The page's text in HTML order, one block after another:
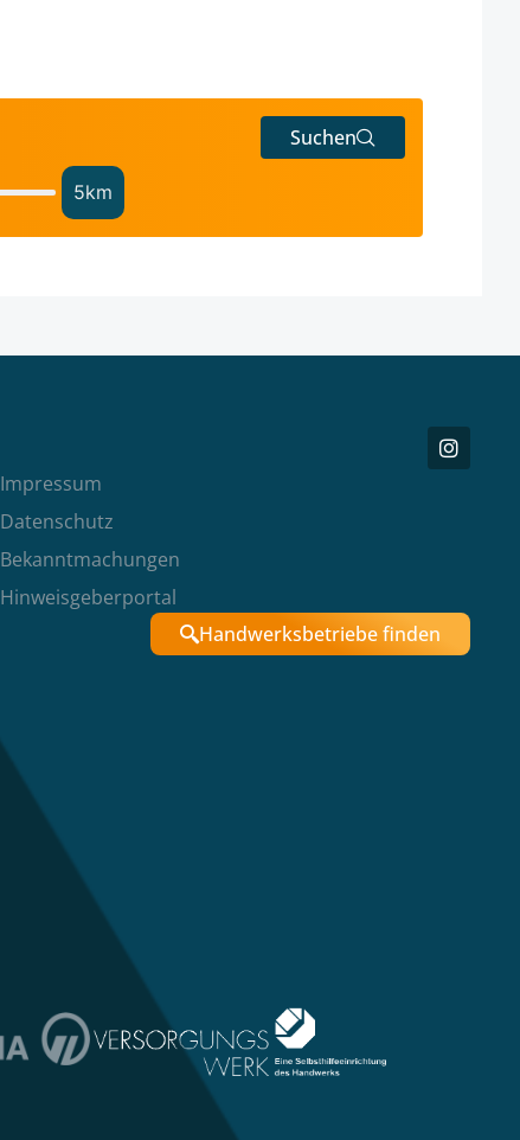
5km
Suchen
Impressum
Datenschutz
Bekanntmachungen
Hinweisgeberportal
Handwerksbetriebe finden